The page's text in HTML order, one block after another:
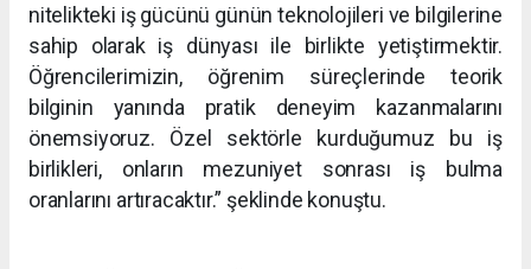
nitelikteki iş gücünü günün teknolojileri ve bilgilerine
sahip olarak iş dünyası ile birlikte yetiştirmektir.
Öğrencilerimizin, öğrenim süreçlerinde teorik
bilginin yanında pratik deneyim kazanmalarını
önemsiyoruz. Özel sektörle kurduğumuz bu iş
birlikleri, onların mezuniyet sonrası iş bulma
oranlarını artıracaktır.” şeklinde konuştu.